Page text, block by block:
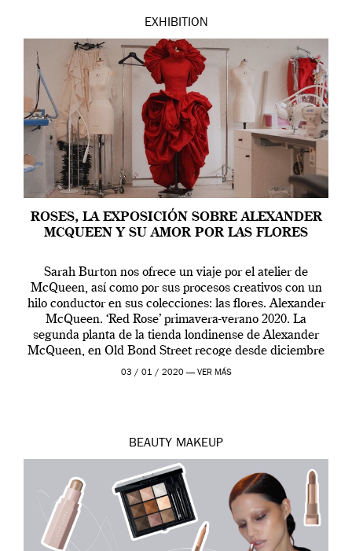
EXHIBITION
ROSES, LA EXPOSICIÓN SOBRE ALEXANDER
MCQUEEN Y SU AMOR POR LAS FLORES
Sarah Burton nos ofrece un viaje por el atelier de
McQueen, así como por sus procesos creativos con un
hilo conductor en sus colecciones: las flores. Alexander
McQueen. ‘Red Rose’ primavera-verano 2020. La
segunda planta de la tienda londinense de Alexander
McQueen, en Old Bond Street recoge desde diciembre
de 2019 hasta final de abril […]
03 / 01 / 2020 — VER MÁS
BEAUTY MAKEUP